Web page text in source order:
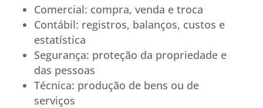
Comercial: compra, venda e troca
Contábil: registros, balanços, custos e
estatística
Segurança: proteção da propriedade e
das pessoas
Técnica: produção de bens ou de
serviços